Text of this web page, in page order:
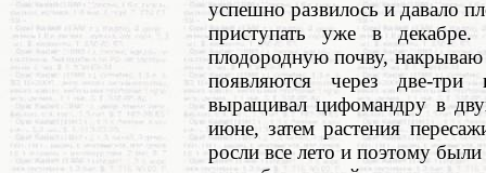
успешно развилось и давало
приступать уже в
плодородную почву,
появляются через две-
выращивал цифомандру в
июне, затем растения
росли все лето и поэтому